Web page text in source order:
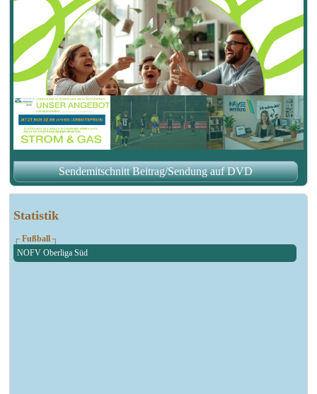
Statistik
┌ Fußball ┐
NOFV Oberliga Süd
Sendemitschnitt Beitrag/Sendung auf DVD